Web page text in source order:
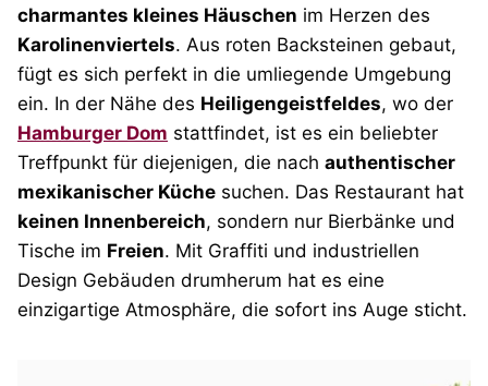
charmantes kleines Häuschen im Herzen des
Karolinenviertels. Aus roten Backsteinen gebaut,
fügt es sich perfekt in die umliegende Umgebung
ein. In der Nähe des Heiligengeistfeldes, wo der
Hamburger Dom stattfindet, ist es ein beliebter
Treffpunkt für diejenigen, die nach authentischer
mexikanischer Küche suchen. Das Restaurant hat
keinen Innenbereich, sondern nur Bierbänke und
Tische im Freien. Mit Graffiti und industriellen
Design Gebäuden drumherum hat es eine
einzigartige Atmosphäre, die sofort ins Auge sticht.